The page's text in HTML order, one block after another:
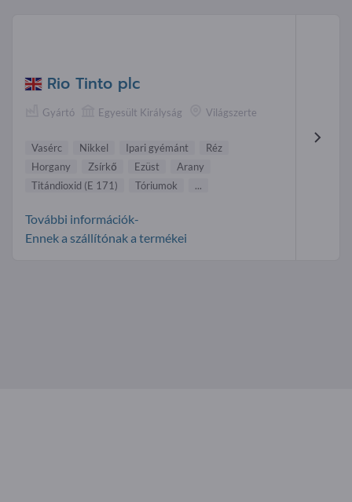
Rio Tinto plc
Gyártó Egyesült Királyság Világszerte
Vasérc Nikkel Ipari gyémánt
Réz
Horgany
Zsírkő Ezüst
Arany
Titándioxid (E 171)
Tóriumok ...
További információk-
Ennek a szállítónak a termékei